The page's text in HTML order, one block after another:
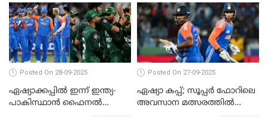
വിക്കറ്റ്
Posted On 28-09-2025
ഏഷ്യാക്കപ്പില്‍ ഇന്ന് ഇന്ത്യ-
പാകിസ്ഥാന്‍ ഫൈനല്‍
Posted On 27-09-2025
ഏഷ്യാ കപ്പ്; സൂപ്പർ ഫോറിലെ
അവസാന മത്സരത്തിൽ